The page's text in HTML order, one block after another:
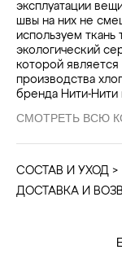
эксплуатации
швы на них не
используем
экологический
которой
производства
бренда Нити-Нити
СМОТРЕТЬ ВСЮ
СОСТАВ И УХОД >
ДОСТАВКА И